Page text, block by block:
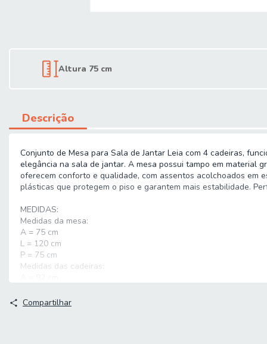
Altura 75 cm
Descrição
Conjunto de Mesa para Sala de Jantar Leia com 4 cadeiras,
elegância na sala de jantar. A mesa possui tampo em material
oferecem conforto e qualidade, com assentos acolchoados em
plásticas que protegem o piso e garantem mais estabilidade.
MEDIDAS:
Medidas da mesa:
A = 75 cm
L = 120 cm
P = 75 cm
Medidas das cadeiras:
P = 41 cm
Compartilhar